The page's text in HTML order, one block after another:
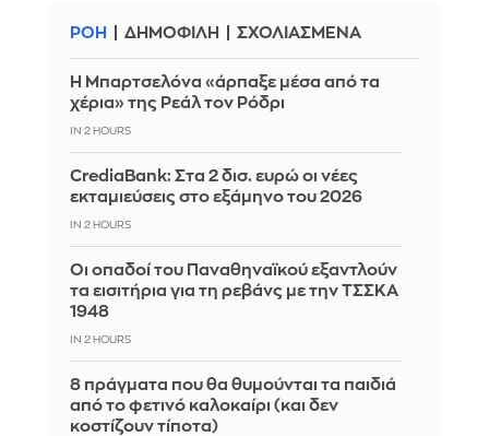
ΡΟΗ ΔΗΜΟΦΙΛΗ ΣΧΟΛΙΑΣΜΕΝΑ
Η Μπαρτσελόνα «άρπαξε μέσα από τα
χέρια» της Ρεάλ τον Ρόδρι
IN 2 HOURS
CrediaBank: Στα 2 δισ. ευρώ οι νέες
εκταμιεύσεις στο εξάμηνο του 2026
IN 2 HOURS
Οι οπαδοί του Παναθηναϊκού εξαντλούν
τα εισιτήρια για τη ρεβάνς με την ΤΣΣΚΑ
1948
IN 2 HOURS
8 πράγματα που θα θυμούνται τα παιδιά
από το φετινό καλοκαίρι (και δεν
κοστίζουν τίποτα)